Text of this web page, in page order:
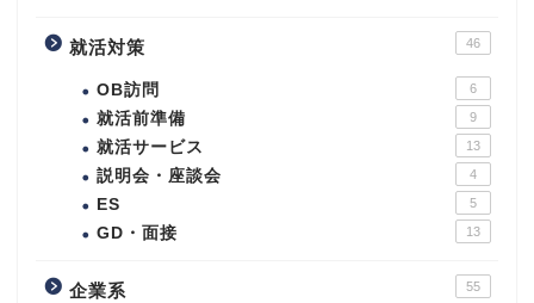
就活対策 46
OB訪問 6
就活前準備 9
就活サービス 13
説明会・座談会 4
ES 5
GD・面接 13
企業系 55